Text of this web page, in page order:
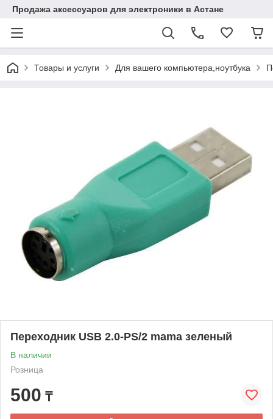
Продажа аксессуаров для электроники в Астане
Товары и услуги Для вашего компьютера,ноутбука
Переходник USB 2.0-PS/2 mama зеленый
В наличии
Розница
500 ₸